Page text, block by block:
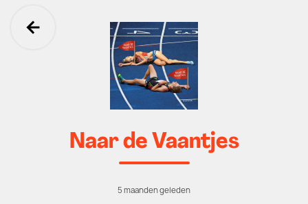
Ga terug
Naar de Vaantjes
5 maanden geleden